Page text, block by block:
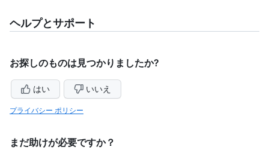
ヘルプとサポート
お探しのものは見つかりましたか?
はい いいえ
プライバシー ポリシー
まだ助けが必要ですか？